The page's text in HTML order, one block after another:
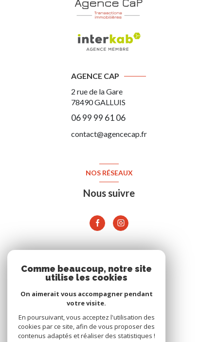
AGENCE CAP
2 rue de la Gare
78490GALLUIS
06 99 99 61 06
contact@agencecap.fr
NOS RÉSEAUX
Nous suivre
Comme beaucoup, notre site
utilise les cookies
On aimerait vous accompagner pendant
votre visite.
En poursuivant, vous acceptez l'utilisation des
cookies par ce site, afin de vous proposer des
contenus adaptés et réaliser des statistiques !